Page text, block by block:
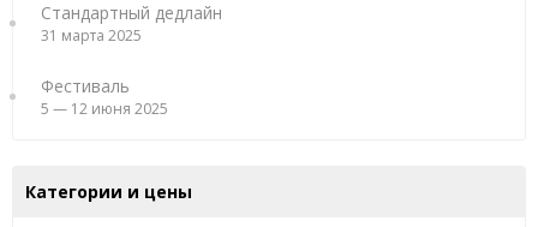
Стандартный дедлайн
31 марта 2025
Фестиваль
5 — 12 июня 2025
Категории и цены